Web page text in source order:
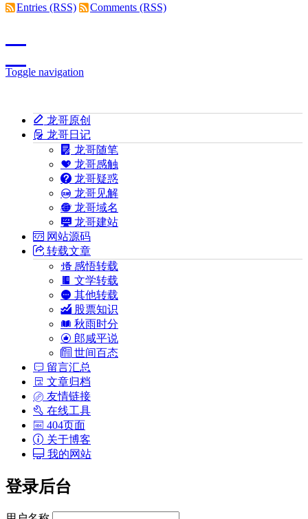
Entries (RSS)
Comments (RSS)
Toggle navigation
龙哥原创
龙哥日记
龙哥随笔
龙哥感触
龙哥疑惑
龙哥见解
龙哥域名
龙哥建站
网站源码
转载文章
感悟转载
文学转载
其他转载
股票知识
秋雨时分
郎咸平说
世间百态
留言汇总
文章归档
友情链接
在线工具
404页面
关于博客
我的网站
登录后台